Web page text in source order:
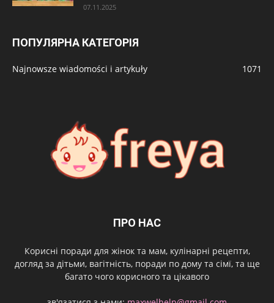
07.11.2025
ПОПУЛЯРНА КАТЕГОРІЯ
Najnowsze wiadomości i artykuły 1071
ПРО НАС
Корисні поради для жінок та мам, кулінарні рецепти,
догляд за дітьми, вагітність, поради по дому та сімї, та ще
багато чого корисного та цікавого